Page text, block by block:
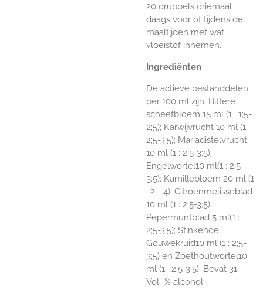
20 druppels driemaal
daags voor of tijdens de
maaltijden met wat
vloeistof innemen.
Ingrediënten
De actieve bestanddelen
per 100 ml zijn: Bittere
scheefbloem 15 ml (1 : 1;5-
2;5); Karwijvrucht 10 ml (1 :
2;5-3;5); Mariadistelvrucht
10 ml (1 : 2;5-3;5);
Engelwortel10 ml(1 : 2;5-
3;5); Kamillebloem 20 ml (1
: 2 - 4); Citroenmelisseblad
10 ml (1 : 2;5-3;5);
Pepermuntblad 5 ml(1 :
2;5-3;5); Stinkende
Gouwekruid10 ml (1 : 2;5-
3;5) en Zoethoutwortel10
ml (1 : 2;5-3;5). Bevat 31
Vol.-% alcohol